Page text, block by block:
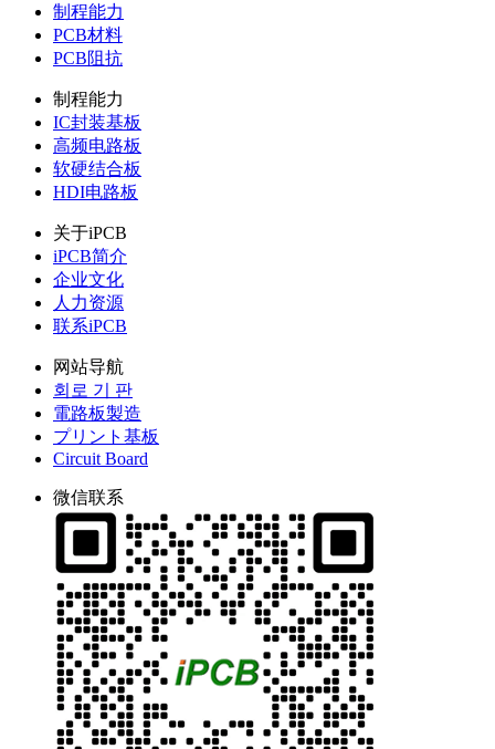
制程能力
PCB材料
PCB阻抗
制程能力
IC封装基板
高频电路板
软硬结合板
HDI电路板
关于iPCB
iPCB简介
企业文化
人力资源
联系iPCB
网站导航
회로 기 판
電路板製造
プリント基板
Circuit Board
微信联系